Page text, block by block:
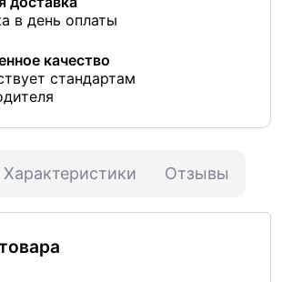
в день оплаты
качество
стандартам
Характеристики Отзывы